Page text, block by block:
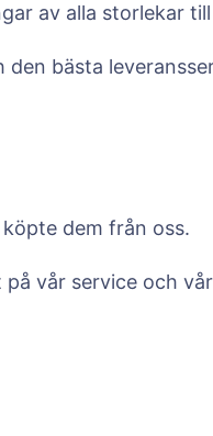
av alla storlekar
bästa
dem från oss.
vår service och